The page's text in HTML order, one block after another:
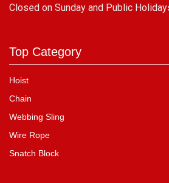
Closed on Sunday and Public
Top Category
Hoist
Chain
Webbing Sling
Wire Rope
Snatch Block